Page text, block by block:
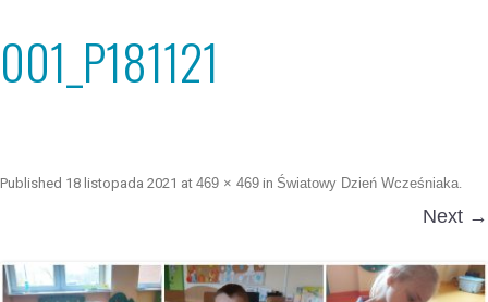
001_P181121
Published 18 listopada 2021 at 469 × 469 in Światowy Dzień Wcześniaka.
Next →